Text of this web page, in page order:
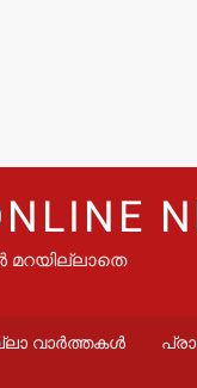
മറയില്ലാതെ
വാർത്തകൾ